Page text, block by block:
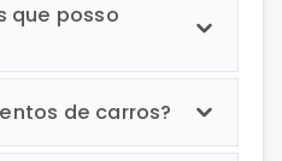
que posso
de carros?